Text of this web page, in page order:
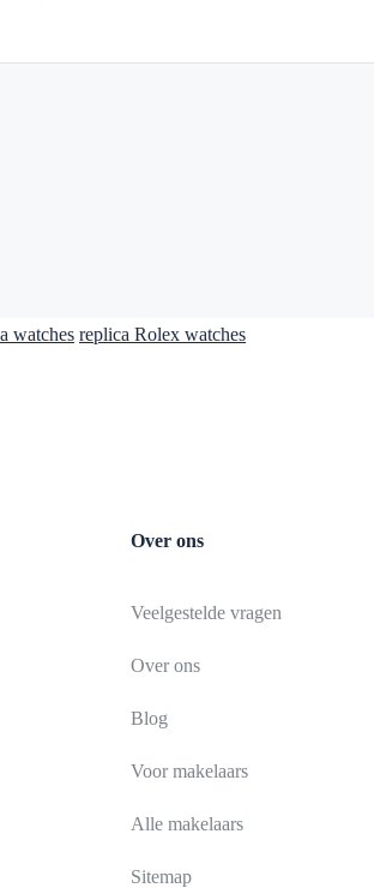
watches replica Rolex watches
Over ons
Veelgestelde vragen
Over ons
Blog
Voor makelaars
Alle makelaars
Sitemap